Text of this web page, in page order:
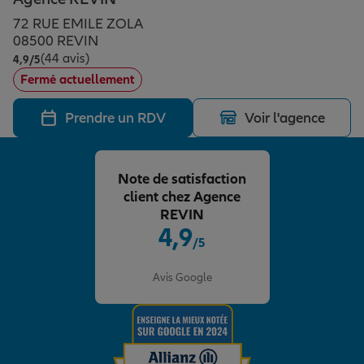
Assurance emprunteur
Prévoyance et dépendance
Assurance animal de compagnie
Protection de la famille
Protection juridique
Épargne & retraite
Plan épargne retraite
Assurance vie
Placements financiers
Investissements immobiliers
Transmission
Vos projets
Partir en vacances
Départ à la retraite
Préparer l’avenir
Conseil assurance
Assurance habitation
Le Pack Famille
Allianz en France
72 RUE EMILE ZOLA
08500 REVIN
4,9/5Note de 4.9 sur 5
(44 avis)
Fermé actuellement
Prendre un RDV Voir l'agence
4,9/5
Avis Google
Note de satisfaction
client chez Agence
REVIN